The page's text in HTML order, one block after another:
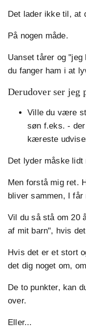
Det lader ikke til,
På nogen måde.
Uanset tårer og
du fanger ham i at
Derudover ser jeg
Ville du være
søn f.eks. -
kæreste
Det lyder måske
Men forstå mig ret.
bliver sammen, I får
Vil du så stå om 20
af mit barn", hvis
Hvis det er et stort
det dig noget om,
De to punkter, kan
over.
Eller...